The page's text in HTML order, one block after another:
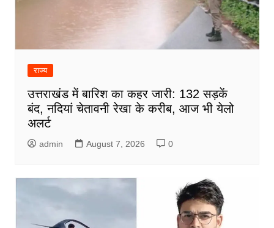
राज्य
उत्तराखंड में बारिश का कहर जारी: 132 सड़कें
बंद, नदियां चेतावनी रेखा के करीब, आज भी येलो
अलर्ट
admin August 7, 2026 0